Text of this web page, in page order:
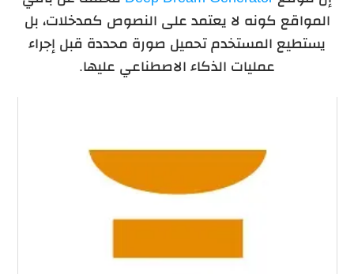
المواقع كونه لا يعتمد على النصوص كمدخلات، بل
يستطيع المستخدم تحميل صورة محددة قبل إجراء
عمليات الذكاء الاصطناعي عليها.